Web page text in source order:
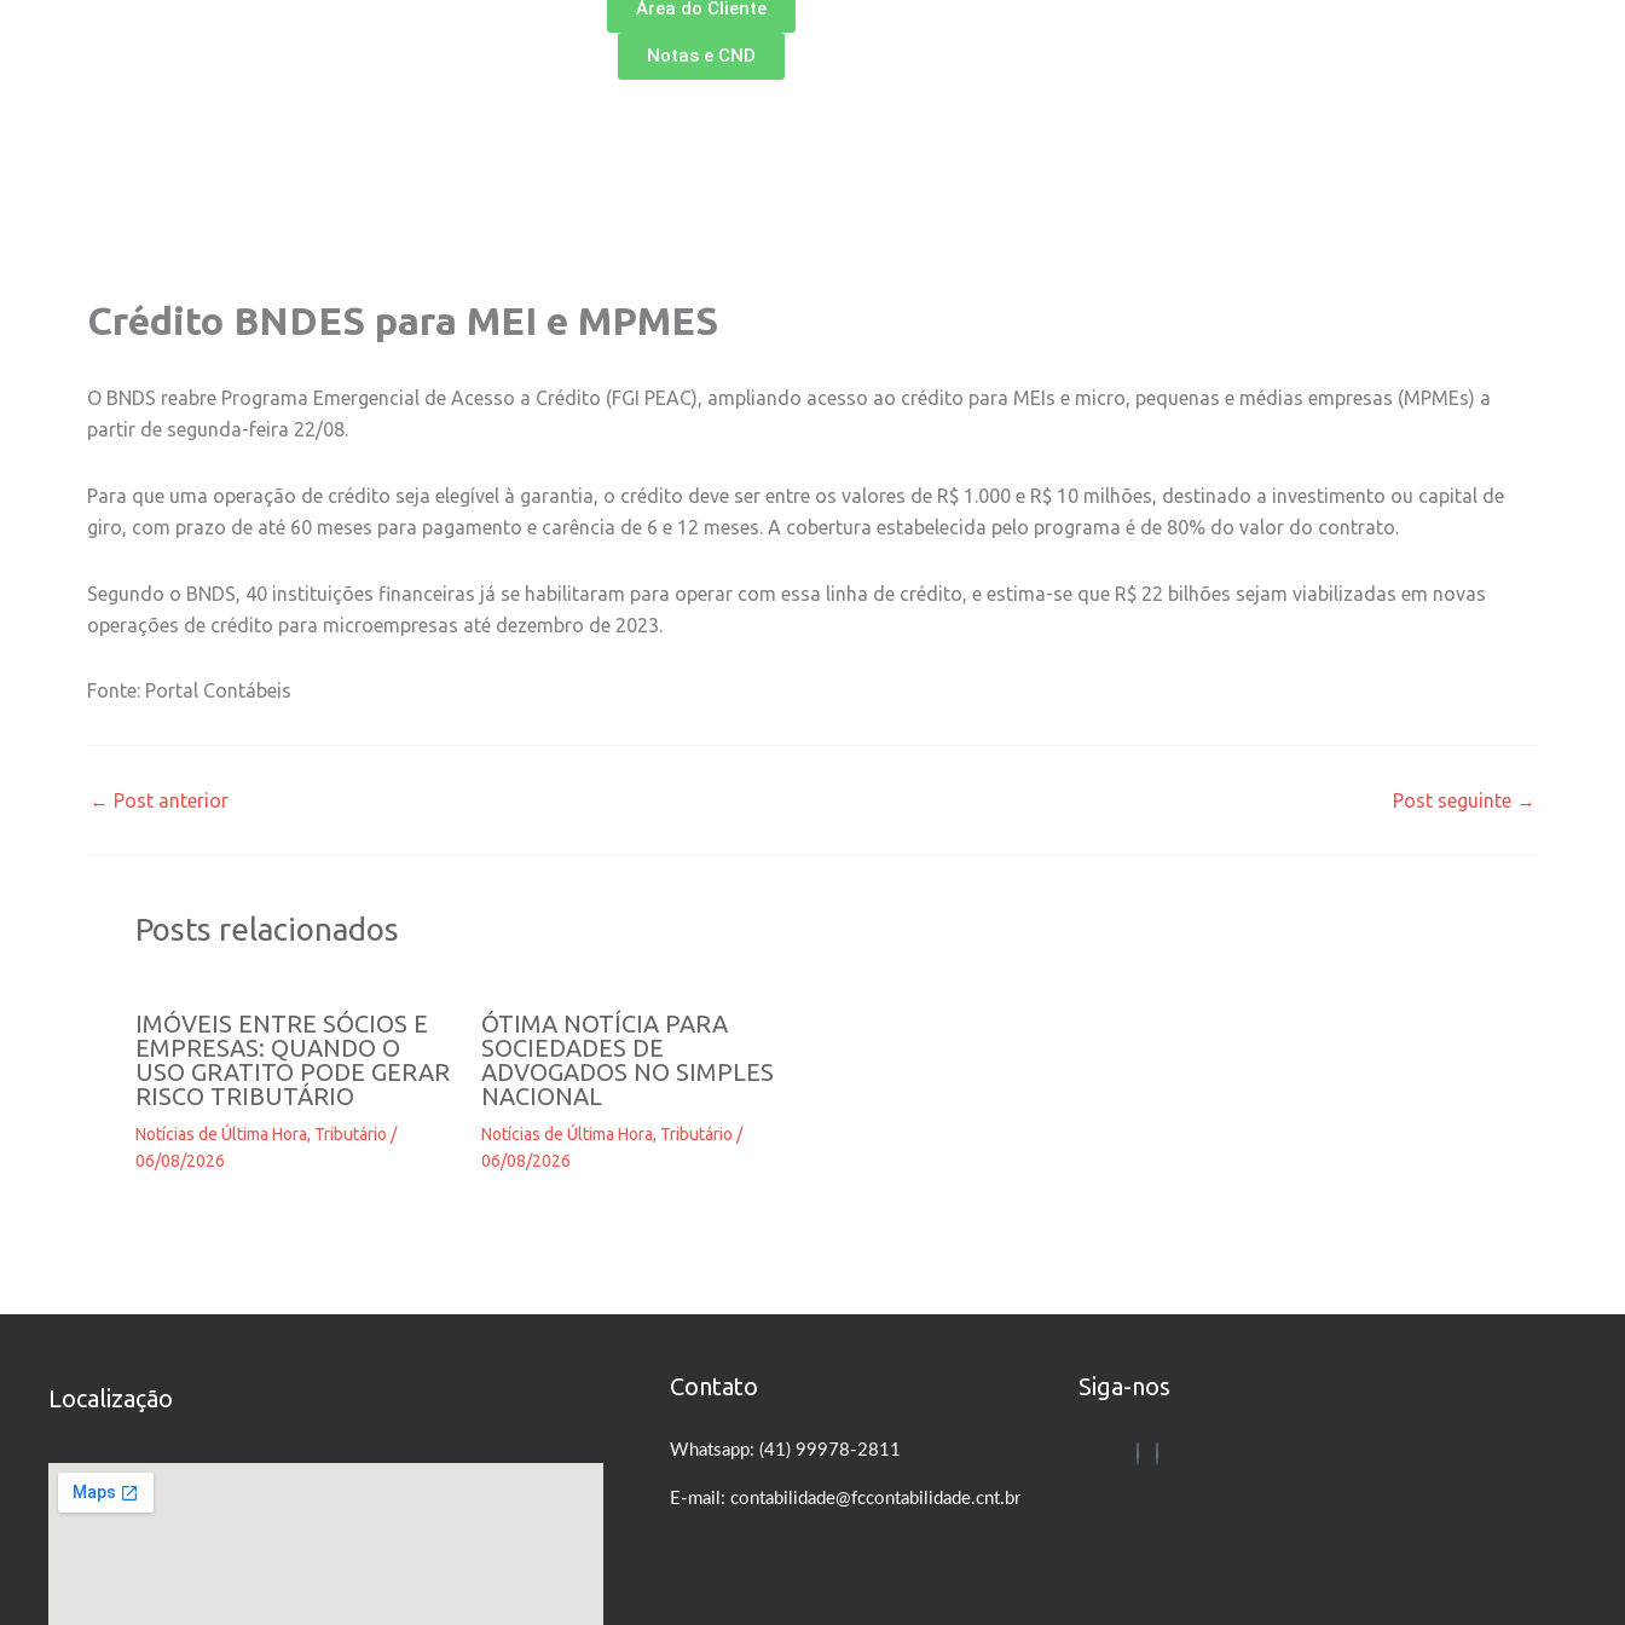
Área do Cliente
Notas e CND
Crédito BNDES para MEI e MPMES
O BNDS reabre Programa Emergencial de Acesso a Crédito (FGI PEAC), ampliando acesso ao crédito para MEIs e micro, pequenas e médias empresas (MPMEs) a
partir de segunda-feira 22/08.
Para que uma operação de crédito seja elegível à garantia, o crédito deve ser entre os valores de R$ 1.000 e R$ 10 milhões, destinado a investimento ou capital de
giro, com prazo de até 60 meses para pagamento e carência de 6 e 12 meses. A cobertura estabelecida pelo programa é de 80% do valor do contrato.
Segundo o BNDS, 40 instituições financeiras já se habilitaram para operar com essa linha de crédito, e estima-se que R$ 22 bilhões sejam viabilizadas em novas
operações de crédito para microempresas até dezembro de 2023.
Fonte: Portal Contábeis
← Post anterior Post seguinte →
Posts relacionados
IMÓVEIS ENTRE SÓCIOS E
EMPRESAS: QUANDO O
USO GRATITO PODE GERAR
RISCO TRIBUTÁRIO
Notícias de Última Hora, Tributário /
06/08/2026
ÓTIMA NOTÍCIA PARA
SOCIEDADES DE
ADVOGADOS NO SIMPLES
NACIONAL
Notícias de Última Hora, Tributário /
06/08/2026
Localização Contato
Whatsapp: (41) 99978-2811
E-mail: contabilidade@fccontabilidade.cnt.br
Siga-nos